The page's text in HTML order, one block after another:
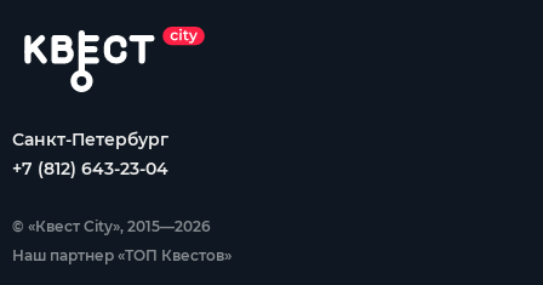
Санкт-Петербург
+7 (812) 643-23-04
© «Квест City», 2015—2026
Наш партнер «ТОП Квестов»